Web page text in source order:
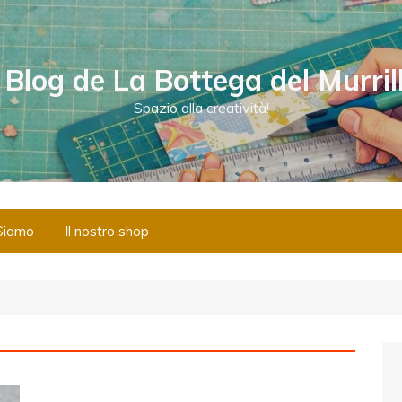
de La Bottega del
Spazio alla creatività!
Il nostro shop